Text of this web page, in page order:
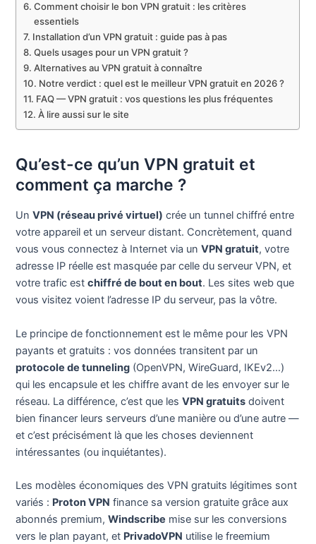
Comment choisir le bon VPN gratuit : les critères
essentiels
Installation d’un VPN gratuit : guide pas à pas
Quels usages pour un VPN gratuit ?
Alternatives au VPN gratuit à connaître
Notre verdict : quel est le meilleur VPN gratuit en 2026 ?
FAQ — VPN gratuit : vos questions les plus fréquentes
À lire aussi sur le site
Qu’est-ce qu’un VPN gratuit et
comment ça marche ?
UnVPN (réseau privé virtuel) crée un tunnel chiffré entre
votre appareil et un serveur distant. Concrètement, quand
vous vous connectez à Internet via unVPN gratuit, votre
adresse IP réelle est masquée par celle du serveur VPN, et
votre trafic estchiffré de bout en bout. Les sites web que
vous visitez voient l’adresse IP du serveur, pas la vôtre.
Le principe de fonctionnement est le même pour les VPN
payants et gratuits : vos données transitent par un
protocole de tunneling (OpenVPN, WireGuard, IKEv2…)
qui les encapsule et les chiffre avant de les envoyer sur le
réseau. La différence, c’est que lesVPN gratuits doivent
bien financer leurs serveurs d’une manière ou d’une autre —
et c’est précisément là que les choses deviennent
intéressantes (ou inquiétantes).
Les modèles économiques des VPN gratuits légitimes sont
variés : Proton VPN finance sa version gratuite grâce aux
abonnés premium,Windscribe mise sur les conversions
vers le plan payant, et PrivadoVPN utilise le freemium